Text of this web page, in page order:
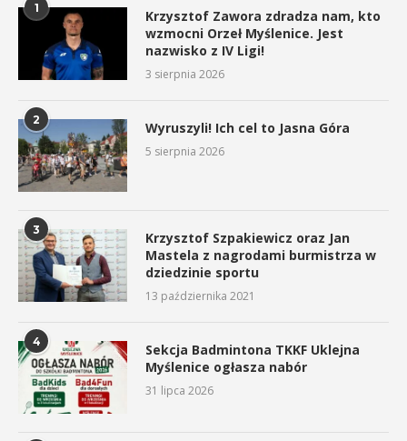
1
Krzysztof Zawora zdradza nam, kto
wzmocni Orzeł Myślenice. Jest
nazwisko z IV Ligi!
3 sierpnia 2026
2 Wyruszyli! Ich cel to Jasna Góra
5 sierpnia 2026
3
Krzysztof Szpakiewicz oraz Jan
Mastela z nagrodami burmistrza w
dziedzinie sportu
13 października 2021
4
Sekcja Badmintona TKKF Uklejna
Myślenice ogłasza nabór
31 lipca 2026